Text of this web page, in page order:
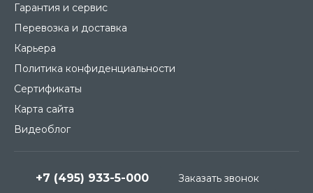
Гарантия и сервис
Перевозка и доставка
Карьера
Политика конфиденциальности
Сертификаты
Карта сайта
Видеоблог
+7 (495) 933-5-000 Заказать звонок